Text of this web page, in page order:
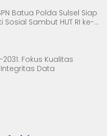
Batua Polda Sulsel Siap
Sambut HUT RI ke-
Fokus Kualitas
Data